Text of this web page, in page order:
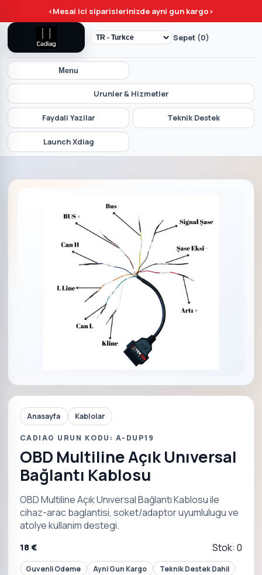
<Mesai ici siparislerinizde ayni gun kargo>
Menu
Urunler & Hizmetler
Faydali Yazilar Teknik Destek
Launch Xdiag
Sepet (0)
Anasayfa Kablolar
CADIAG URUN KODU: A-DUP19
OBD Multiline Açık Unıversal
Bağlantı Kablosu
OBD Multiline Açık Unıversal Bağlantı Kablosu ile
cihaz-arac baglantisi, soket/adaptor uyumlulugu ve
atolye kullanim destegi.
18 € Stok: 0
Guvenli Odeme Ayni Gun Kargo Teknik Destek Dahil